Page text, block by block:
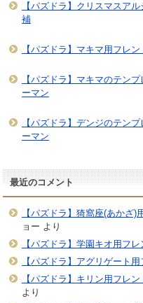
【パズドラ】クリスマスア
補
【パズドラ】マキマ用フレ
【パズドラ】マキマのテン
ーマン
【パズドラ】デンジのテン
ーマン
最近のコメント
【パズドラ】猗窩座(あかざ
ョー より
【パズドラ】学園キオ用フ
【パズドラ】アグリゲート
【パズドラ】キリン用フレ
より